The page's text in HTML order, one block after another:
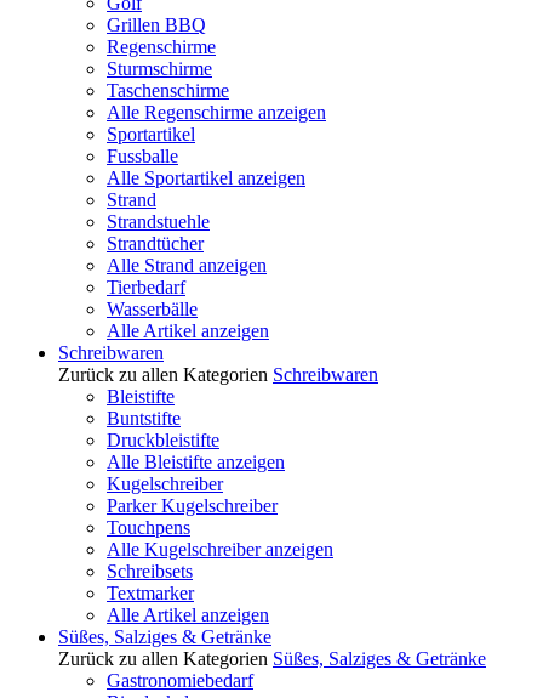
Grillen BBQ
Regenschirme
Sturmschirme
Taschenschirme
Alle Regenschirme anzeigen
Sportartikel
Fussballe
Alle Sportartikel anzeigen
Strand
Strandstuehle
Strandtücher
Alle Strand anzeigen
Tierbedarf
Wasserbälle
Alle Artikel anzeigen
Schreibwaren
Zurück zu allen Kategorien Schreibwaren
Bleistifte
Buntstifte
Druckbleistifte
Alle Bleistifte anzeigen
Kugelschreiber
Parker Kugelschreiber
Touchpens
Alle Kugelschreiber anzeigen
Schreibsets
Textmarker
Alle Artikel anzeigen
Süßes, Salziges & Getränke
Zurück zu allen Kategorien Süßes, Salziges & Getränke
Gastronomiebedarf